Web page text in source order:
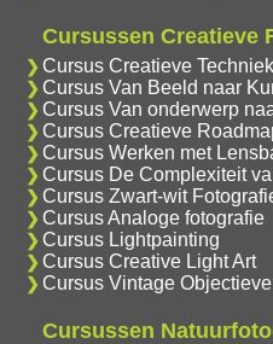
Cursussen Creatieve
Cursus Creatieve
Cursus Van Beeld naar
Cursus Van onderwerp
Cursus Creatieve
Cursus Werken met
Cursus De Complexiteit
Cursus Zwart-wit
Cursus Analoge fotografie
Cursus Lightpainting
Cursus Creative Light Art
Cursus Vintage
Cursussen